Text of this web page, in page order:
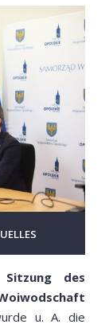
des
u. A. die